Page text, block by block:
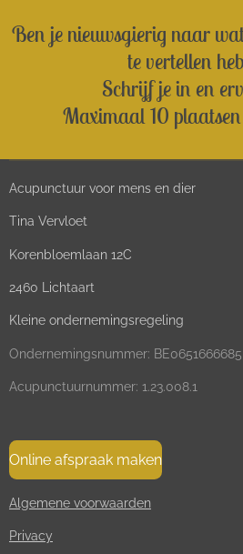
Ben je nieuwsgierig naar
te vertellen
Schrijf je in en
Maximaal 10
Acupunctuur voor mens en dier
Tina Vervloet
Korenbloemlaan 12C
2460 Lichtaart
Kleine ondernemingsregeling
Ondernemingsnummer: BE0651666685
Acupunctuurnummer: 1.23.008.1
Online afspraak maken
Algemene voorwaarden
Privacy